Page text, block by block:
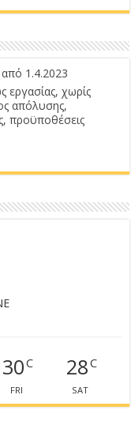
1.4.2023
εργασίας, χωρίς
απόλυσης,
προϋποθέσεις
30C
FRI
28C
SAT